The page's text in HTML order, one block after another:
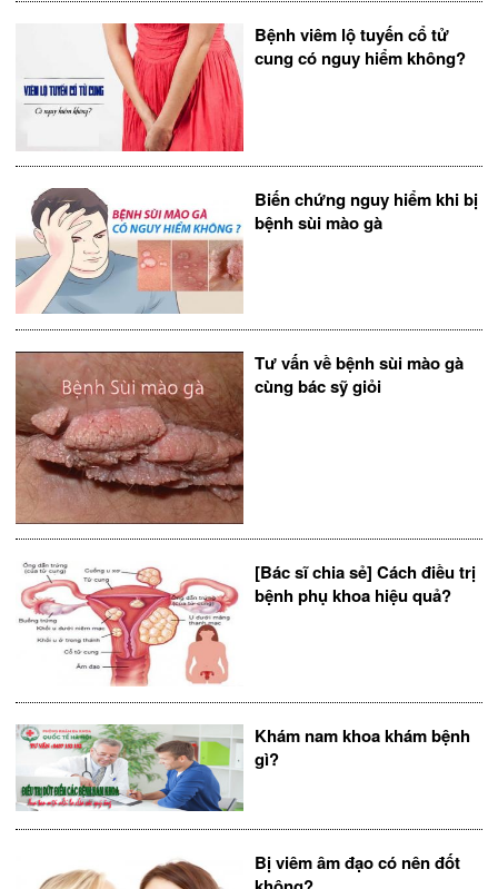
Bệnh viêm lộ tuyến cổ tử
cung có nguy hiểm không?
Biến chứng nguy hiểm khi bị
bệnh sùi mào gà
Tư vấn về bệnh sùi mào gà
cùng bác sỹ giỏi
[Bác sĩ chia sẻ] Cách điều trị
bệnh phụ khoa hiệu quả?
Khám nam khoa khám bệnh
gì?
Bị viêm âm đạo có nên đốt